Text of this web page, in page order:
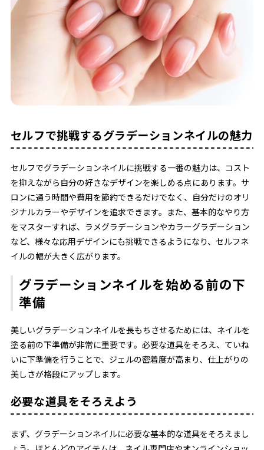
セルフで挑戦するグラデーションネイルの魅力
セルフでグラデーションネイルに挑戦する一番の魅力は、コスト
を抑えながら自分の好きなデザインを楽しめる点にあります。サ
ロンに通う時間や費用を節約できるだけでなく、自分だけのオリ
ジナルカラーやデザインを追求できます。また、基本的なやり方
をマスターすれば、ラメグラデーションやカラーグラデーション
など、様々な応用デザインにも挑戦できるようになり、セルフネ
イルの幅が大きく広がります。
グラデーションネイルを始める前の下
準備
美しいグラデーションネイルを長もちさせるためには、ネイルを
塗る前の下準備が非常に重要です。必要な道具をそろえ、ていね
いに下準備を行うことで、ジェルの密着度が高まり、仕上がりの
美しさが格段にアップします。
必要な道具をそろえよう
まず、グラデーションネイルに必要な基本的な道具をそろえまし